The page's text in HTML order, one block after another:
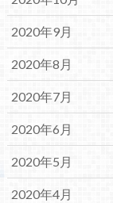
2020年9月
2020年8月
2020年7月
2020年6月
2020年5月
2020年4月